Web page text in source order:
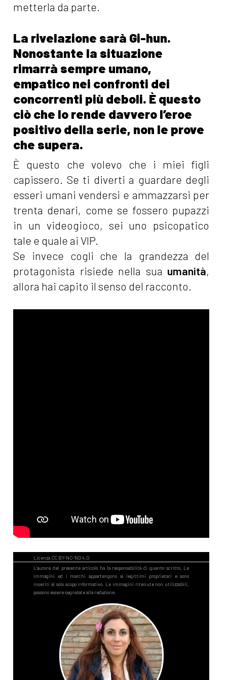
metterla da parte.
La rivelazione sarà Gi-hun.
Nonostante la situazione
rimarrà sempre umano,
empatico nei confronti dei
concorrenti più deboli. È questo
ciò che lo rende davvero l’eroe
positivo della serie, non le prove
che supera.
È questo che volevo che i miei figli
capissero. Se ti diverti a guardare degli
esseri umani vendersi e ammazzarsi per
trenta denari, come se fossero pupazzi
in un videogioco, sei uno psicopatico
tale e quale ai VIP.
Se invece cogli che la grandezza del
protagonista risiede nella sua umanità,
allora hai capito il senso del racconto.